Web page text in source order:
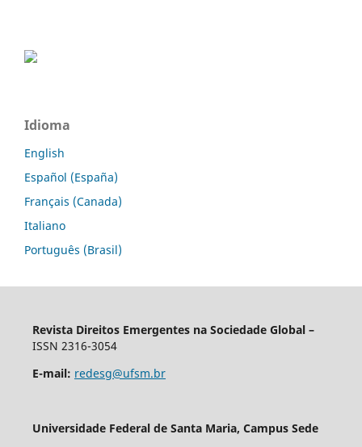
Idioma
English
Español (España)
Français (Canada)
Italiano
Português (Brasil)
Revista Direitos Emergentes na Sociedade Global –
ISSN 2316-3054
E-mail: redesg@ufsm.br
Universidade Federal de Santa Maria, Campus Sede